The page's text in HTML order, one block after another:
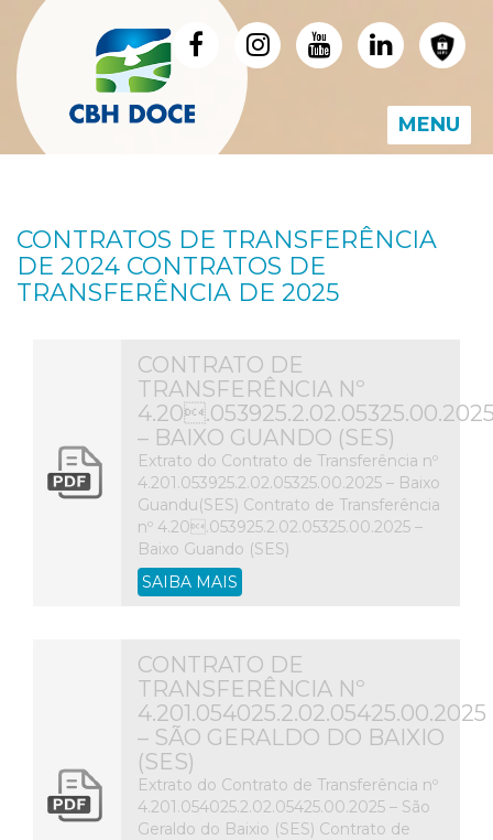
MENU
CONTRATOS DE TRANSFERÊNCIA
DE 2024 CONTRATOS DE
TRANSFERÊNCIA DE 2025
CONTRATO DE
TRANSFERÊNCIA Nº
– BAIXO GUANDO (SES)
Extrato do Contrato de Transferência nº
4.201.053925.2.02.05325.00.2025 – Baixo
Guandu(SES) Contrato de Transferência
nº 4.20.053925.2.02.05325.00.2025 –
Baixo Guando (SES)
SAIBA MAIS
CONTRATO DE
TRANSFERÊNCIA Nº
4.201.054025.2.02.05425.00.2025
– SÃO GERALDO DO BAIXIO
(SES)
Extrato do Contrato de Transferência nº
4.201.054025.2.02.05425.00.2025 – São
Geraldo do Baixio (SES) Contrato de